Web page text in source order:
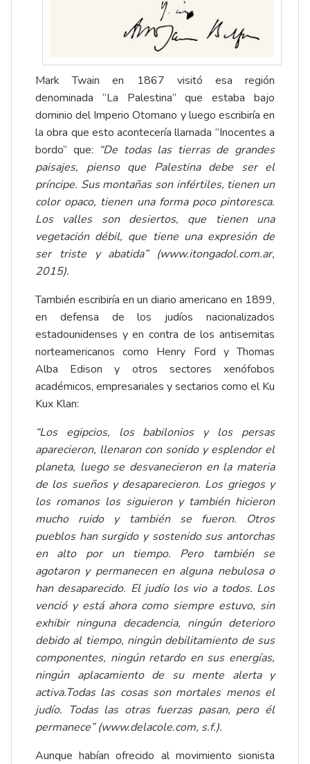
Mark Twain en 1867 visitó esa región
denominada “La Palestina” que estaba bajo
dominio del Imperio Otomano y luego escribiría en
la obra que esto acontecería llamada “Inocentes a
bordo” que: “De todas las tierras de grandes
paisajes, pienso que Palestina debe ser el
príncipe. Sus montañas son infértiles, tienen un
color opaco, tienen una forma poco pintoresca.
Los valles son desiertos, que tienen una
vegetación débil, que tiene una expresión de
ser triste y abatida” (www.itongadol.com.ar,
2015).
También escribiría en un diario americano en 1899,
en defensa de los judíos nacionalizados
estadounidenses y en contra de los antisemitas
norteamericanos como Henry Ford y Thomas
Alba Edison y otros sectores xenófobos
académicos, empresariales y sectarios como el Ku
Kux Klan:
“Los egipcios, los babilonios y los persas
aparecieron, llenaron con sonido y esplendor el
planeta, luego se desvanecieron en la materia
de los sueños y desaparecieron. Los griegos y
los romanos los siguieron y también hicieron
mucho ruido y también se fueron. Otros
pueblos han surgido y sostenido sus antorchas
en alto por un tiempo. Pero también se
agotaron y permanecen en alguna nebulosa o
han desaparecido. El judío los vio a todos. Los
venció y está ahora como siempre estuvo, sin
exhibir ninguna decadencia, ningún deterioro
debido al tiempo, ningún debilitamiento de sus
componentes, ningún retardo en sus energías,
ningún aplacamiento de su mente alerta y
activa.Todas las cosas son mortales menos el
judío. Todas las otras fuerzas pasan, pero él
permanece” (www.delacole.com, s.f.).
Aunque habían ofrecido al movimiento sionista